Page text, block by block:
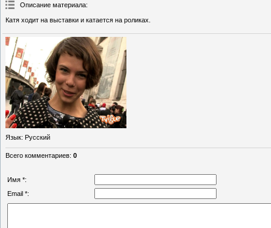
Описание материала:
Катя ходит на выставки и катается на роликах.
Язык: Русский
Всего комментариев: 0
Имя *:
Email *: